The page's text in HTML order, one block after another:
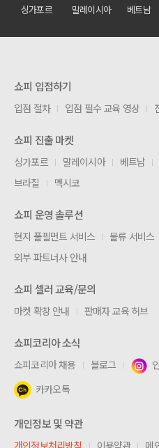
싱가포르 말레이시아 베트남
쇼피 입점하기
입점 절차 입점 필수 교육 영상
쇼피 진출 마켓
싱가포르 말레이시아 베트남
브라질
멕시코
쇼피 운영 솔루션
현지 풀필먼트 서비스 물류 서비스
외부 파트너사 안내
쇼피 셀러 교육/문의
마켓 확장 안내 판매자 교육 허브
쇼피코리아 소식
쇼피코리아 채용 블로그
카카오톡
개인정보 및 약관